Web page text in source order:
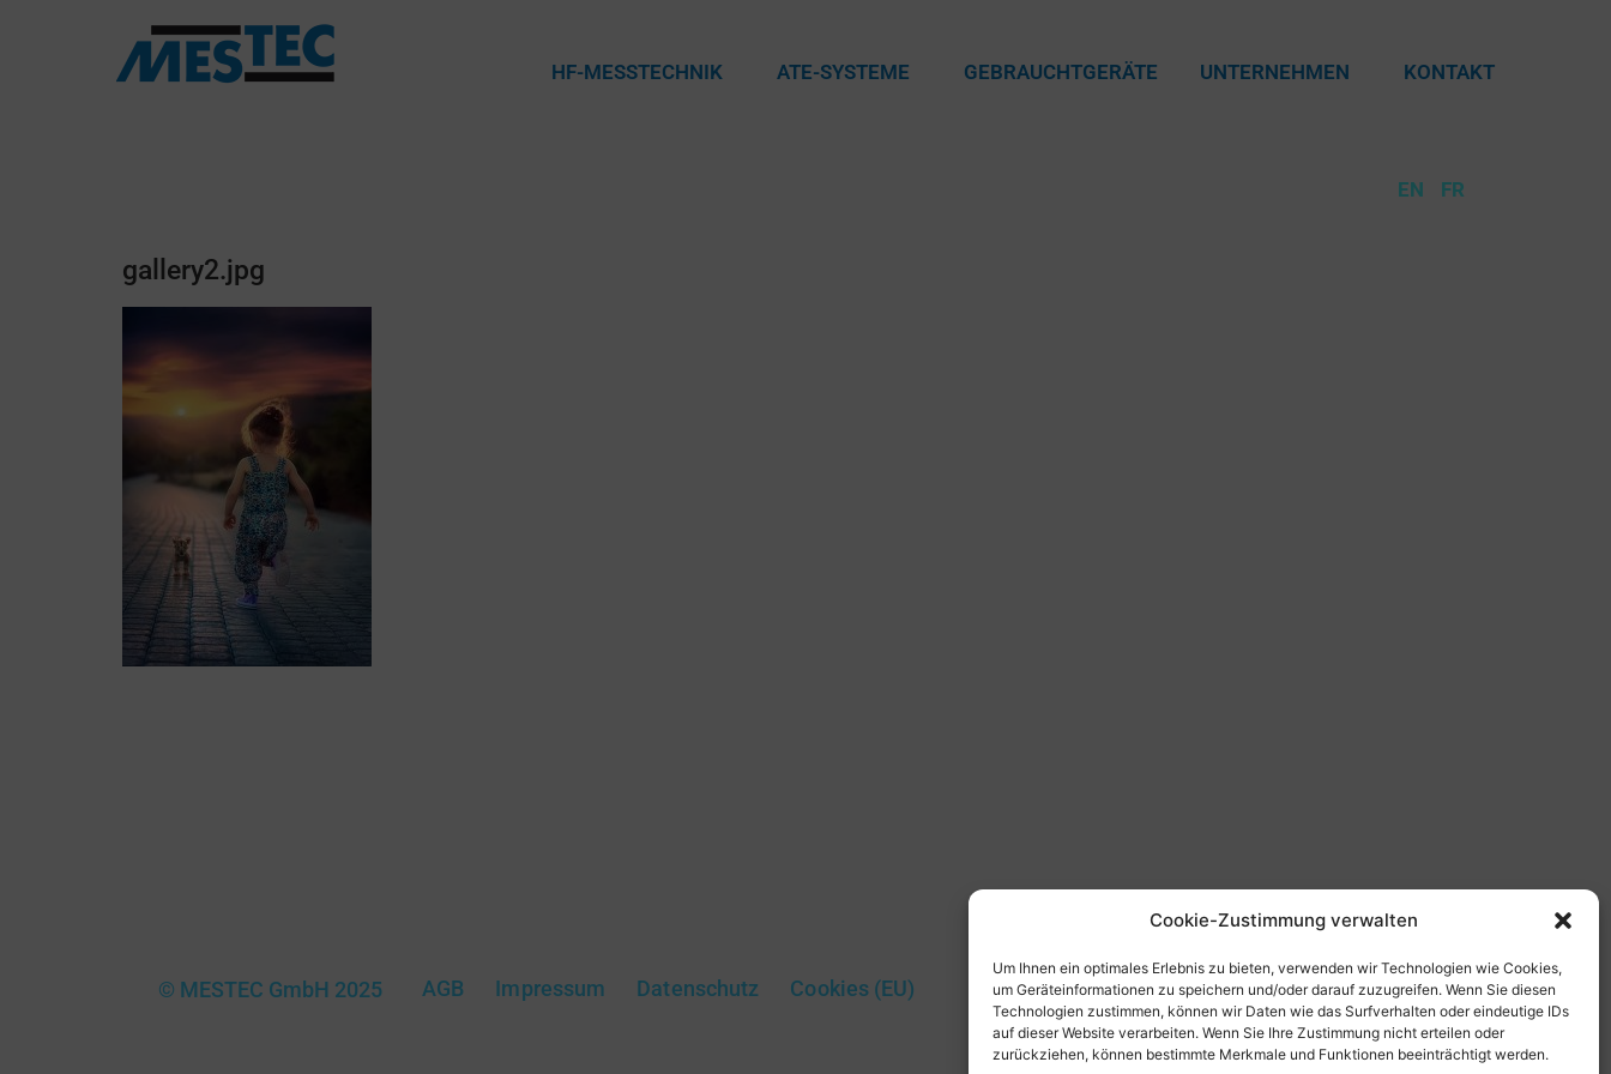
Cookie-Zustimmung verwalten
Um Ihnen ein optimales Erlebnis zu bieten, verwenden wir Technologien wie Cookies,
um Geräteinformationen zu speichern und/oder darauf zuzugreifen. Wenn Sie diesen
Technologien zustimmen, können wir Daten wie das Surfverhalten oder eindeutige IDs
auf dieser Website verarbeiten. Wenn Sie Ihre Zustimmung nicht erteilen oder
zurückziehen, können bestimmte Merkmale und Funktionen beeinträchtigt werden.
HF-MESSTECHNIK ATE-SYSTEME GEBRAUCHTGERÄTE UNTERNEHMEN KONTAKT
EN FR
gallery2.jpg
+49 89 86 49 66-0
Info@mestec.de
© MESTEC GmbH 2025 AGB Impressum Datenschutz Cookies (EU)